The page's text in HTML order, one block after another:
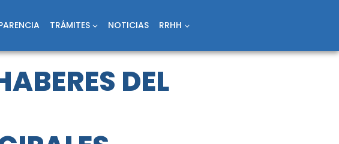
TRÁMITES NOTICIAS RRHH
DEL